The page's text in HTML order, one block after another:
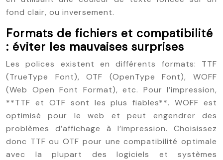
fond clair, ou inversement.
Formats de fichiers et compatibilité
: éviter les mauvaises surprises
Les polices existent en différents formats: TTF
(TrueType Font), OTF (OpenType Font), WOFF
(Web Open Font Format), etc. Pour l’impression,
**TTF et OTF sont les plus fiables**. WOFF est
optimisé pour le web et peut engendrer des
problèmes d’affichage à l’impression. Choisissez
donc TTF ou OTF pour une compatibilité optimale
avec la plupart des logiciels et systèmes